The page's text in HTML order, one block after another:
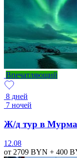
Впечатляющий
8 дней
7 ночей
Ж/д тур в
12.08
от 2709 BYN + 400